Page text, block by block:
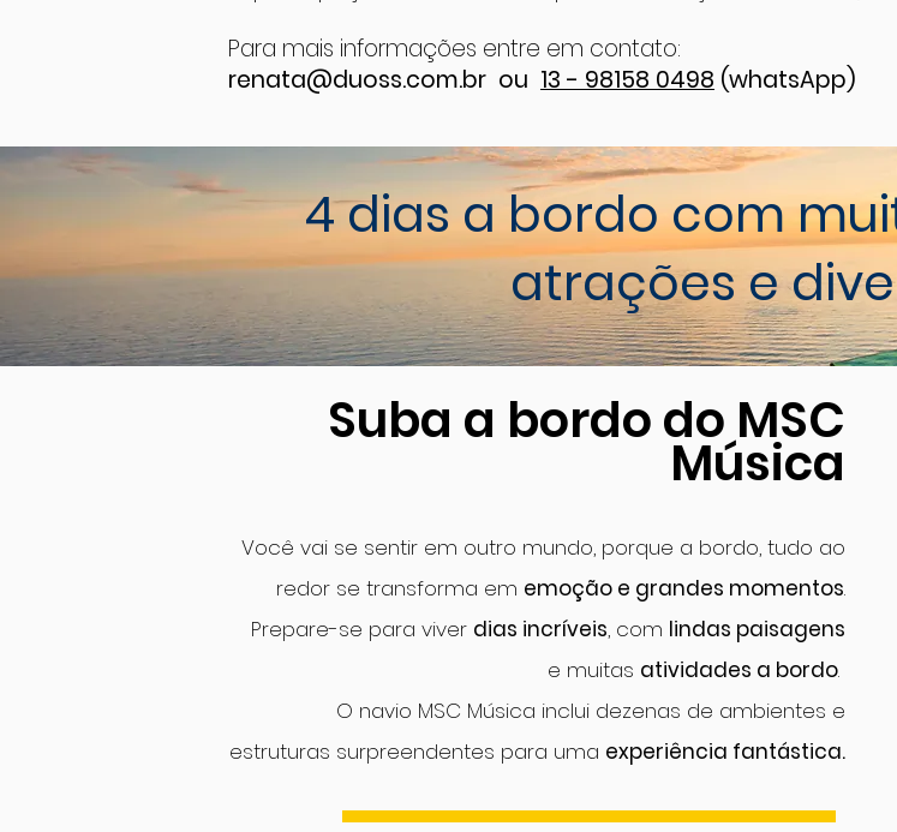
Para mais informações entre em contato:
renata@duoss.com.br ou 13 - 98158 0498 (whatsApp)
4 dias a bordo com
atrações e
Suba a bordo do MSC
Música
Você vai se sentir em outro mundo, porque a bordo, tudo ao
redor se transforma em emoção e grandes momentos.
Prepare-se para viver dias incríveis, com lindas paisagens
e muitas atividades a bordo.
O navio MSC Música inclui dezenas de ambientes e
estruturas surpreendentes para uma experiência fantástica.